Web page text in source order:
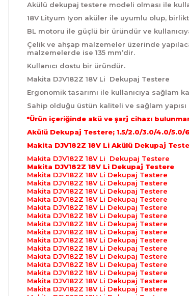
Akülü dekupaj testere modeli olması ile
18V Lityum Iyon aküler ile uyumlu olup,
BL motoru ile güçlü bir üründür ve
Çelik ve ahşap malzemeler üzerinde
malzemelerde ise 135 mm’dir.
Kullanıcı dostu bir üründür.
Makita DJV182Z 18V Li Dekupaj Testere
Ergonomik tasarımı ile kullanıcıya sağlam
Sahip olduğu üstün kaliteli ve sağlam
*Ürün içeriğinde akü ve şarj cihazı
Akülü Dekupaj Testere; 1.5/2.0/3.0/4.0/
Makita DJV182Z 18V Li Akülü Dekupaj
Makita DJV182Z 18V Li Dekupaj Testere
Makita DJV182Z 18V Li Dekupaj Testere
Makita DJV182Z 18V Li Dekupaj Testere
Makita DJV182Z 18V Li Dekupaj Testere
Makita DJV182Z 18V Li Dekupaj Testere
Makita DJV182Z 18V Li Dekupaj Testere
Makita DJV182Z 18V Li Dekupaj Testere
Makita DJV182Z 18V Li Dekupaj Testere
Makita DJV182Z 18V Li Dekupaj Testere
Makita DJV182Z 18V Li Dekupaj Testere
Makita DJV182Z 18V Li Dekupaj Testere
Makita DJV182Z 18V Li Dekupaj Testere
Makita DJV182Z 18V Li Dekupaj Testere
Makita DJV182Z 18V Li Dekupaj Testere
Makita DJV182Z 18V Li Dekupaj Testere
Makita DJV182Z 18V Li Dekupaj Testere
Makita DJV182Z 18V Li Dekupaj Testere